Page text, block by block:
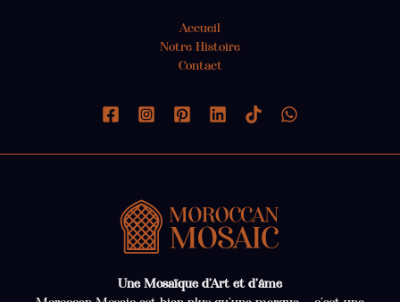
Accueil
Notre Histoire
Contact
Une Mosaïque d’Art et d’âme